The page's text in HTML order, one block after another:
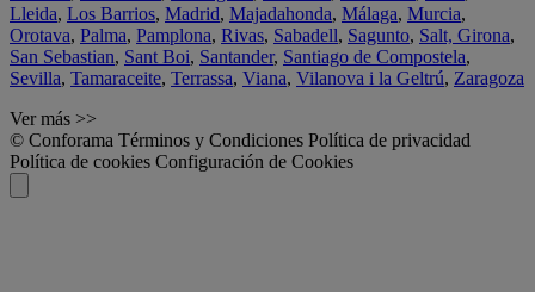
Lleida, Los Barrios, Madrid, Majadahonda, Málaga, Murcia,
Orotava, Palma, Pamplona, Rivas, Sabadell, Sagunto, Salt, Girona,
San Sebastian, Sant Boi, Santander, Santiago de Compostela,
Sevilla, Tamaraceite, Terrassa, Viana, Vilanova i la Geltrú, Zaragoza
Ver más >>
© Conforama Términos y Condiciones Política de privacidad
Política de cookies Configuración de Cookies